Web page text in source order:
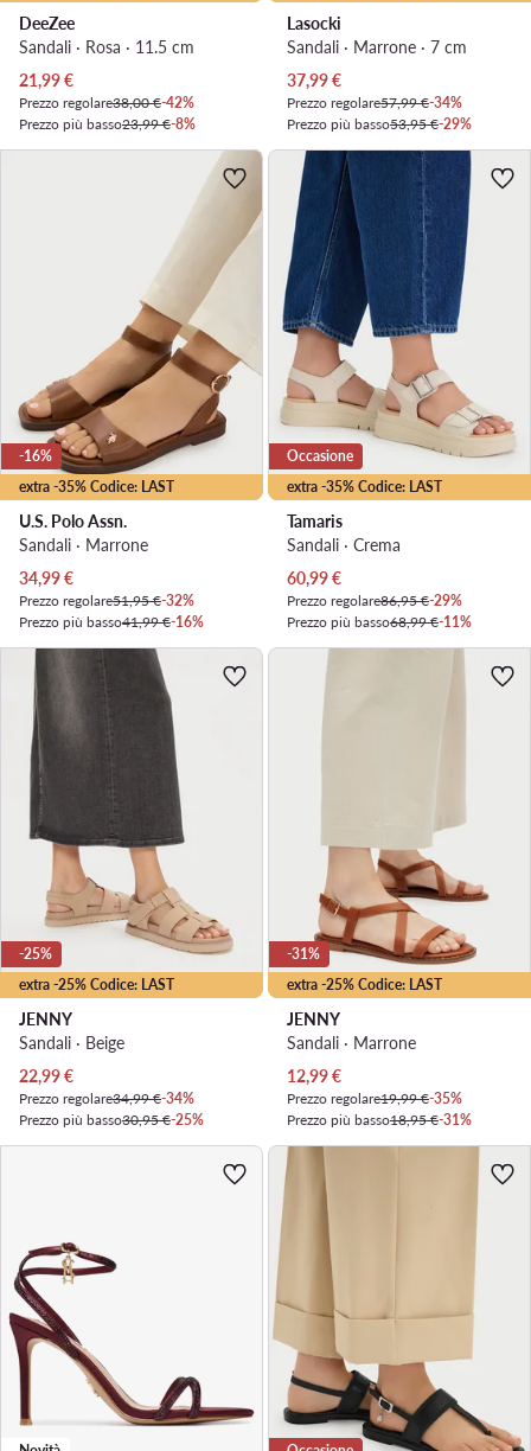
DeeZee
Sandali · Rosa · 11.5 cm
Prezzo attuale
21,99€
Prezzo regolare38,00 €-42%
Prezzo più basso23,99 €-8%
Lasocki
Sandali · Marrone · 7 cm
Prezzo attuale
37,99€
Prezzo regolare57,99 €-34%
Prezzo più basso53,95 €-29%
extra -35% Codice: LAST
-16%
U.S. Polo Assn.
Sandali · Marrone
Prezzo attuale
34,99€
Prezzo regolare51,95 €-32%
Prezzo più basso41,99 €-16%
extra -35% Codice: LAST
Occasione
Tamaris
Sandali · Crema
Prezzo attuale
60,99€
Prezzo regolare86,95 €-29%
Prezzo più basso68,99 €-11%
extra -25% Codice: LAST
-25%
JENNY
Sandali · Beige
Prezzo attuale
22,99€
Prezzo regolare34,99 €-34%
Prezzo più basso30,95 €-25%
extra -25% Codice: LAST
-31%
JENNY
Sandali · Marrone
Prezzo attuale
12,99€
Prezzo regolare19,99 €-35%
Prezzo più basso18,95 €-31%